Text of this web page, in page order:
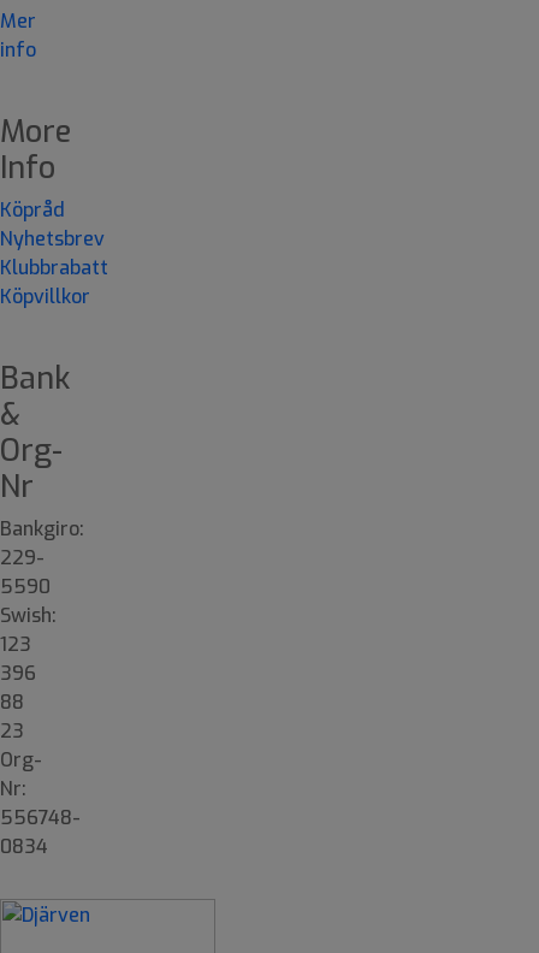
Mer
info
More
Info
Köpråd
Nyhetsbrev
Klubbrabatt
Köpvillkor
Bank
&
Org-
Nr
Bankgiro:
229-
5590
Swish:
123
396
88
23
Org-
Nr:
556748-
0834